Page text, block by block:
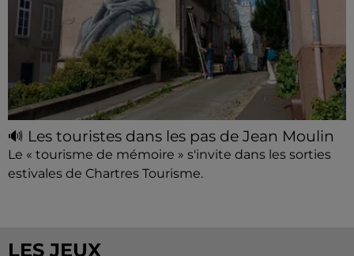
🔊 Les touristes dans les pas de Jean Moulin
Le « tourisme de mémoire » s'invite dans les sorties
estivales de Chartres Tourisme.
LES JEUX